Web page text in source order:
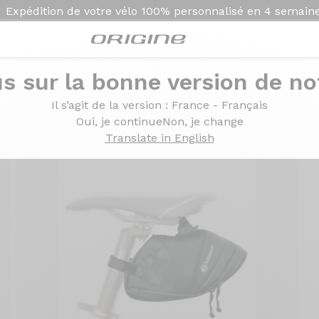
Expédition de votre vélo 100% personnalisé en 4
sur la bonne version de
Il s’agit de la version : France - Français
Oui, je continueNon, je change
Translate in English